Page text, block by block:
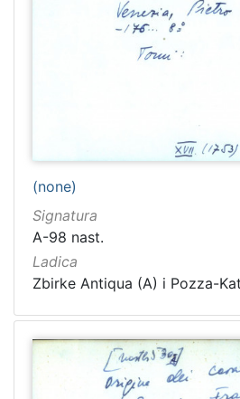
(none)
Signatura
A-98 nast.
Ladica
Zbirke Antiqua (A) i Pozza-